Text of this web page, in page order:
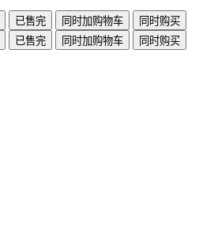
已售完 同时加购物车
同时购买
已售完 同时加购物车 同时购买